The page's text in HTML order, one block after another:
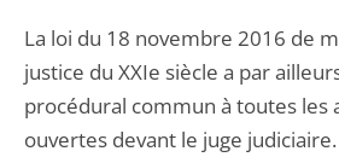
La loi du 18 novembre 2016 de
justice du XXIe siècle a par
procédural commun à toutes les
ouvertes devant le juge